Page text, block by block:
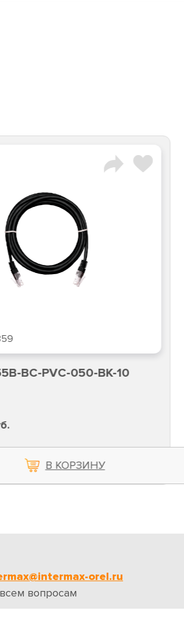
BC-PVC-050-BK-10
В КОРЗИНУ
orel.ru
вопросам